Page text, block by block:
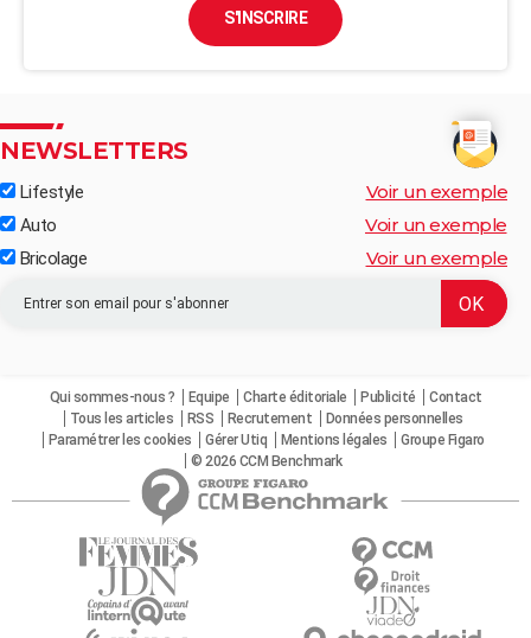
S'INSCRIRE
NEWSLETTERS
Lifestyle Voir un exemple
Auto Voir un exemple
Bricolage Voir un exemple
Qui sommes-nous ? Equipe Charte éditoriale Publicité
Contact
Tous les articles
RSS Recrutement
Données personnelles
Paramétrer les cookies
Gérer Utiq Mentions légales
Groupe Figaro
© 2026 CCM Benchmark